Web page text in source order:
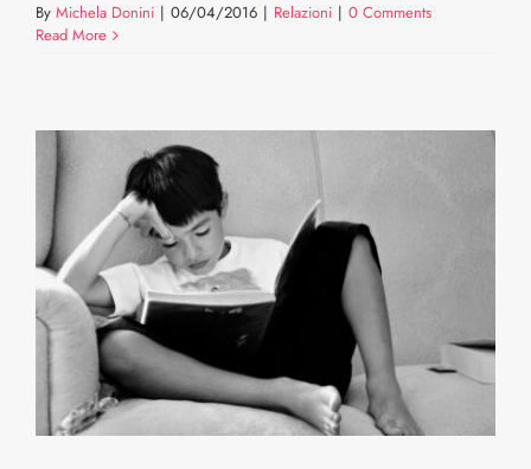
By Michela Donini | 06/04/2016 | Relazioni | 0 Comments
Read More